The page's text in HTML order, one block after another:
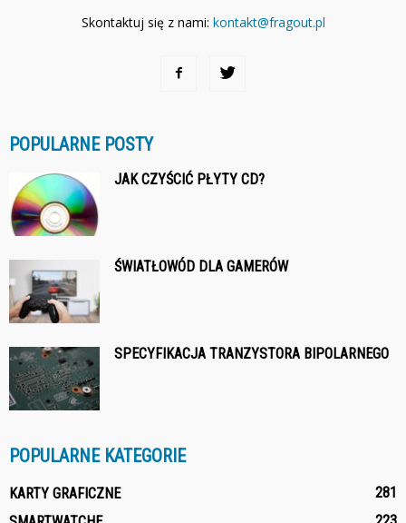
Skontaktuj się z nami: kontakt@fragout.pl
POPULARNE POSTY
JAK CZYŚCIĆ PŁYTY CD?
ŚWIATŁOWÓD DLA GAMERÓW
SPECYFIKACJA TRANZYSTORA BIPOLARNEGO
POPULARNE KATEGORIE
KARTY GRAFICZNE
281